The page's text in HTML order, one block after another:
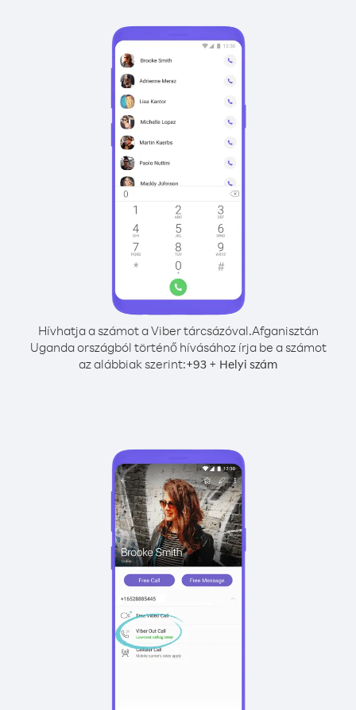
Hívhatja a számot a Viber tárcsázóval.Afganisztán
Uganda országból történő hívásához írja be a számot
az alábbiak szerint:+93 + Helyi szám